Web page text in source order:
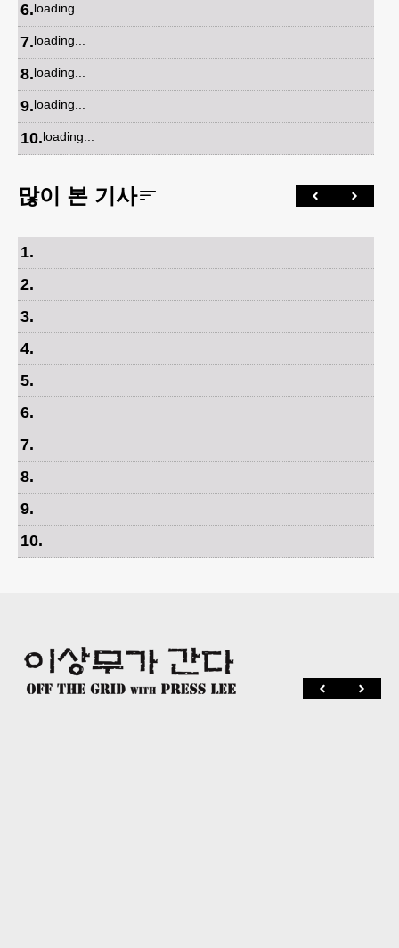
6.loading...
7.loading...
8.loading...
9.loading...
10.loading...
많이 본 기사
1.
2.
3.
4.
5.
6.
7.
8.
9.
10.